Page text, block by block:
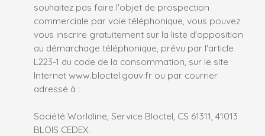
souhaitez pas faire l'objet de prospection
commerciale par voie téléphonique, vous pouvez
vous inscrire gratuitement sur la liste d'opposition
au démarchage téléphonique, prévu par l'article
L223-1 du code de la consommation, sur le site
Internet www.bloctel.gouv.fr ou par courrier
adressé à :
Société Worldline, Service Bloctel, CS 61311, 41013
BLOIS CEDEX.